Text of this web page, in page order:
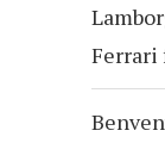
Ferrari